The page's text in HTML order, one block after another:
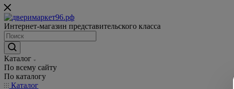
Интернет-магазин представительского класса
Каталог
По всему сайту
По каталогу
Каталог